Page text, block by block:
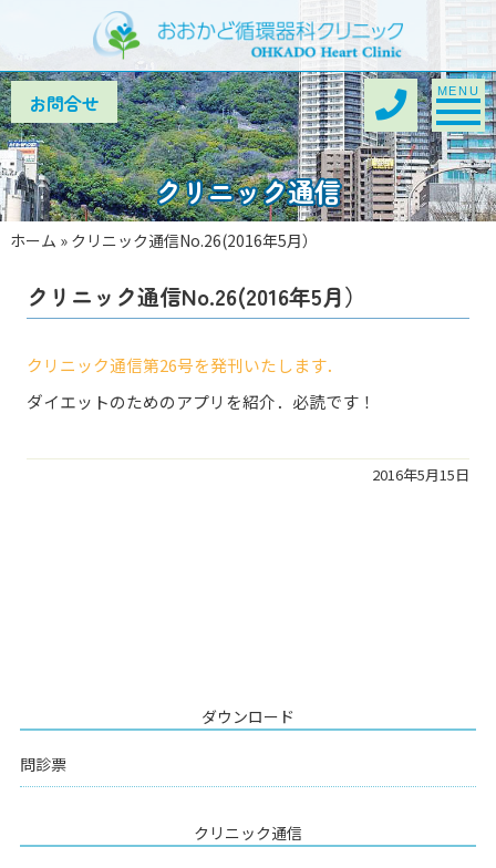
Toggle
MENU
クリニック通信
ホーム » クリニック通信No.26(2016年5月）
クリニック通信No.26(2016年5月）
クリニック通信第26号を発刊いたします．
ダイエットのためのアプリを紹介．必読です！
2016年5月15日
ダウンロード
問診票
クリニック通信